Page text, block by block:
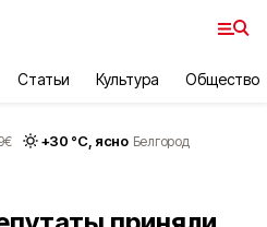
Статьи Культура Общество
€ +30 °С, ясно Белгород